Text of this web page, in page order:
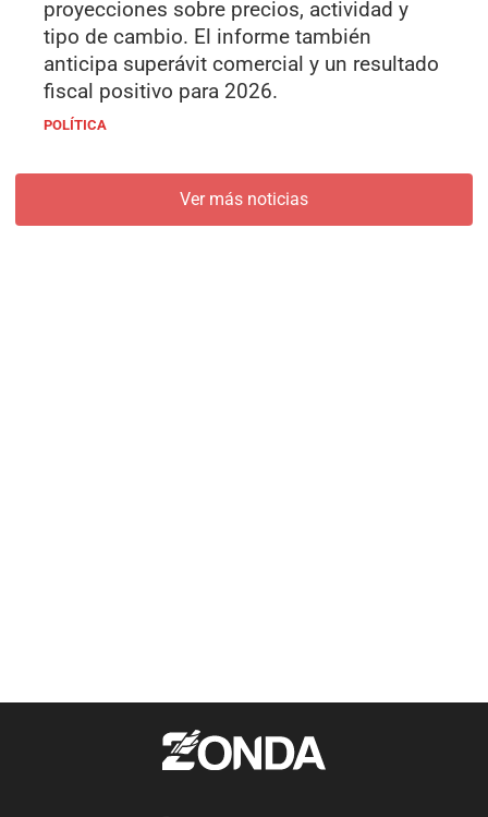
proyecciones sobre precios, actividad y
tipo de cambio. El informe también
anticipa superávit comercial y un resultado
fiscal positivo para 2026.
POLÍTICA
Ver más noticias